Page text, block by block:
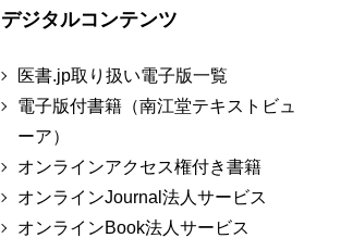
デジタルコンテンツ
医書.jp取り扱い電子版一覧
電子版付書籍（南江堂テキストビュ
ーア）
オンラインアクセス権付き書籍
オンラインJournal法人サービス
オンラインBook法人サービス